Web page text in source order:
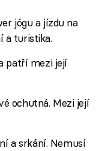
jógu a jízdu na
a turistika.
patří mezi její
ochutná. Mezi její
a srkání. Nemusí